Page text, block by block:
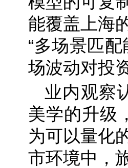
能覆盖上海
“多场景匹
场波动对投
业内观察
美学的升级
为可以量化
市环境中，